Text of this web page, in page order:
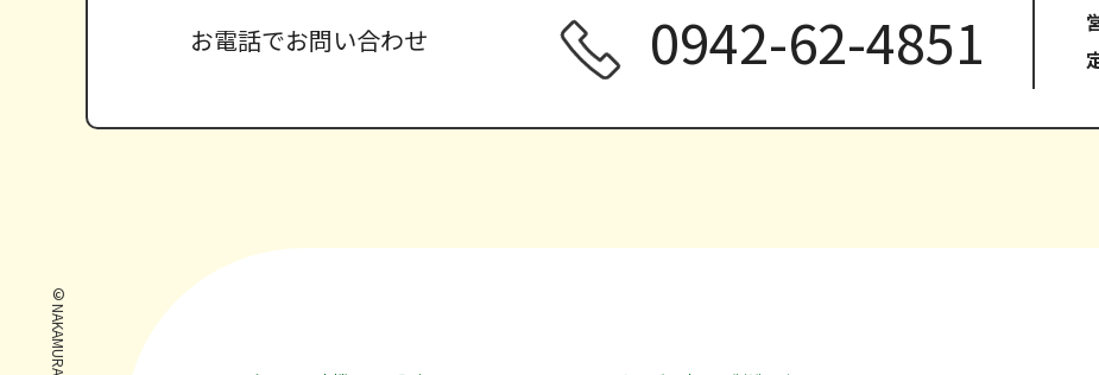
お電話でお問い合わせ 0942-62-4851